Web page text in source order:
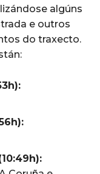
algúns
e outros
do traxecto.